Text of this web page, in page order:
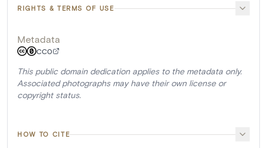
RIGHTS & TERMS OF USE
Metadata
CC0
This public domain dedication applies to the metadata only.
Associated photographs may have their own license or
copyright status.
HOW TO CITE